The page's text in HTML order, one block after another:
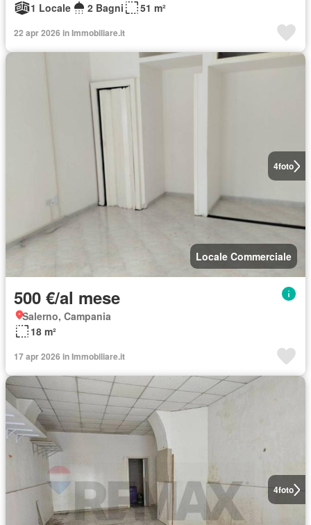
1 Locale
2 Bagni 51 m²
22 apr 2026 in Immobiliare.it
4foto
Locale Commerciale
500 €/al mese
Salerno, Campania
18 m²
17 apr 2026 in Immobiliare.it
4foto